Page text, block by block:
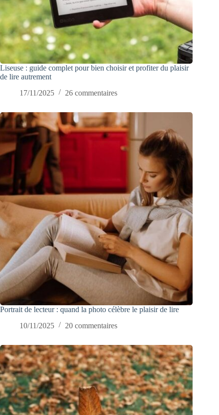
Liseuse : guide complet pour bien choisir et profiter du plaisir
de lire autrement
17/11/2025
26 commentaires
Portrait de lecteur : quand la photo célèbre le plaisir de lire
10/11/2025
20 commentaires